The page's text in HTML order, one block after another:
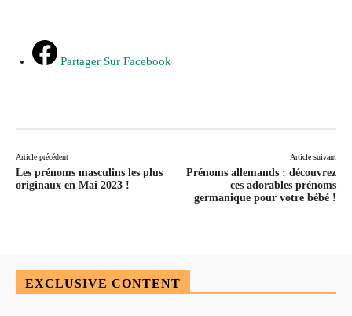
Partager Sur Facebook
Article précédent
Les prénoms masculins les plus
originaux en Mai 2023 !
Article suivant
Prénoms allemands : découvrez
ces adorables prénoms
germanique pour votre bébé !
EXCLUSIVE CONTENT